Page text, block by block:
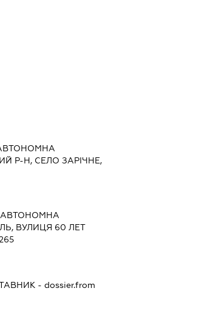
АВТОНОМНА
Р-Н, СЕЛО ЗАРІЧНЕ,
АВТОНОМНА
ВУЛИЦЯ 60 ЛЕТ
- dossier.from